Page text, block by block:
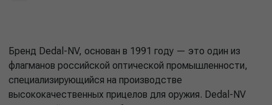
Бренд Dedal-NV, основан в 1991 году — это один из
флагманов российской оптической промышленности,
специализирующийся на производстве
высококачественных прицелов для оружия. Dedal-NV